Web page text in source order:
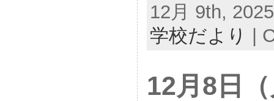
12月 9th,
学校だより |
12月8日